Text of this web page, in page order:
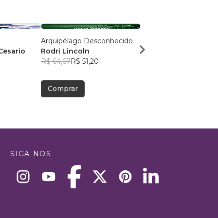
Arquipélago Desconhecido
Rodri Lincoln
R$ 64,67R$ 51,20
Comprar
sempre
SIGA-NOS